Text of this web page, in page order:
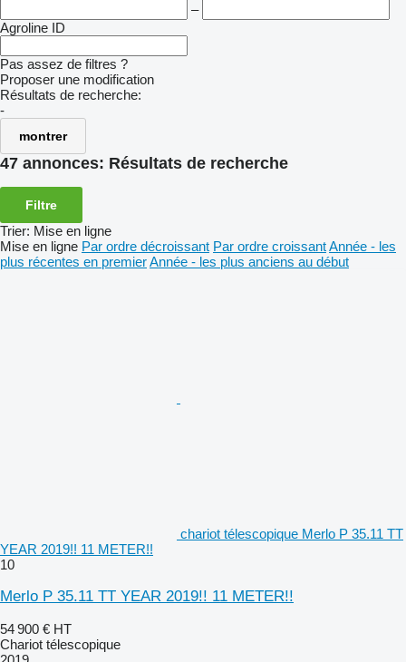
–
Agroline ID
Pas assez de filtres ?
Proposer une modification
Résultats de recherche:
-
montrer
47 annonces: Résultats de recherche
Filtre
Trier: Mise en ligne
Mise en ligne Par ordre décroissant Par ordre croissantAnnée - les
plus récentes en premierAnnée - les plus anciens au début
chariot télescopique Merlo P 35.11 TT
YEAR 2019!! 11 METER!!
10
Merlo P 35.11 TT YEAR 2019!! 11 METER!!
54 900 € HT
Chariot télescopique